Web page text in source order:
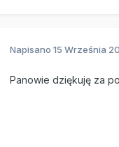
Napisano 15 Września
Panowie dziękuję za